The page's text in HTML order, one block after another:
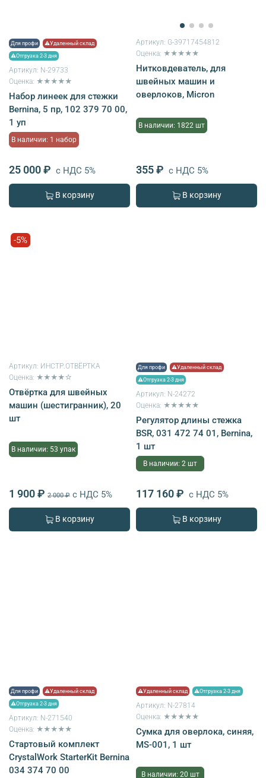
Для профи ⚠Удаленный склад
⚠Отгрузка 2-3 дня
Артикул: N-29733
Оценка: ★★★★★
Набор линеек для стежки
Bernina, 5 пр, 102 379 70 00,
1 уп
В наличии: 1 набор
25 000 ₽ с НДС 5%
В корзину
Артикул: G-39717454812
Оценка: ★★★★★
Нитковдеватель, для
швейных машин и
оверлоков, Micron
В наличии: 1822 шт
355 ₽ с НДС 5%
В корзину
-5%
Артикул: ИНСТР.ОТВЁРТКА
Оценка: ★★★★☆
Отвёртка для швейных
машин (шестигранник), 20
шт
В наличии: 53 упак
1 900 ₽ 2 000 ₽ с НДС 5%
В корзину
Для профи ⚠Удаленный склад
⚠Отгрузка 2-3 дня
Артикул: N-24272
Оценка: ★★★★★
Регулятор длины стежка
BSR, 031 472 74 01, Bernina,
1 шт
В наличии: 2 шт
117 160 ₽ с НДС 5%
В корзину
Для профи ⚠Удаленный склад
⚠Отгрузка 2-3 дня
Артикул: N-271540
Оценка: ★★★★★
Стартовый комплект
CrystalWork StarterKit Bernina
034 374 70 00
⚠Удаленный склад ⚠Отгрузка 2-3 дня
Артикул: N-27814
Оценка: ★★★★★
Сумка для оверлока, синяя,
MS-001, 1 шт
В наличии: 20 шт